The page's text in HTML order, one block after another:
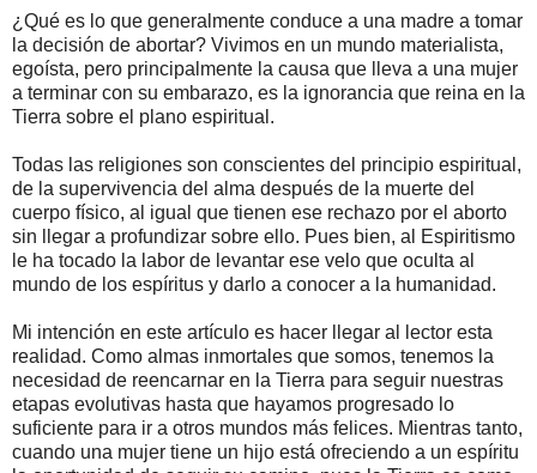
¿Qué es lo que generalmente conduce a una madre a tomar
la decisión de abortar? Vivimos en un mundo materialista,
egoísta, pero principalmente la causa que lleva a una mujer
a terminar con su embarazo, es la ignorancia que reina en la
Tierra sobre el plano espiritual.
Todas las religiones son conscientes del principio espiritual,
de la supervivencia del alma después de la muerte del
cuerpo físico, al igual que tienen ese rechazo por el aborto
sin llegar a profundizar sobre ello. Pues bien, al Espiritismo
le ha tocado la labor de levantar ese velo que oculta al
mundo de los espíritus y darlo a conocer a la humanidad.
Mi intención en este artículo es hacer llegar al lector esta
realidad. Como almas inmortales que somos, tenemos la
necesidad de reencarnar en la Tierra para seguir nuestras
etapas evolutivas hasta que hayamos progresado lo
suficiente para ir a otros mundos más felices. Mientras tanto,
cuando una mujer tiene un hijo está ofreciendo a un espíritu